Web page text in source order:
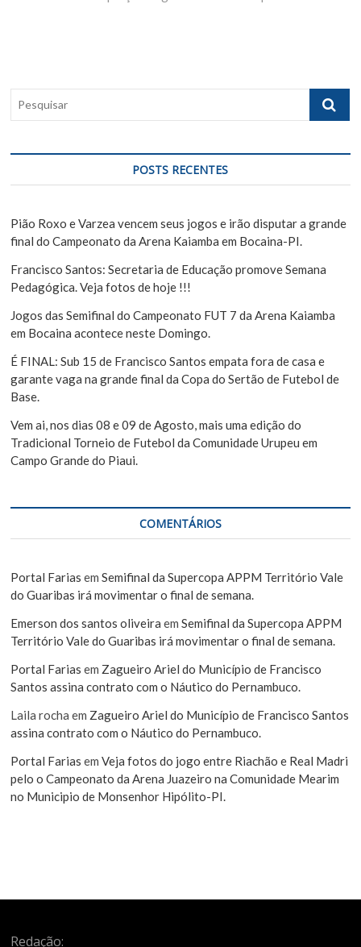
ç
ã
d
e
P
o
s
t
s
t
t
:
q
i
a
POSTS RECENTES
Pião Roxo e Varzea vencem seus jogos e irão disputar a grande
final do Campeonato da Arena Kaiamba em Bocaina-PI.
Francisco Santos: Secretaria de Educação promove Semana
Pedagógica. Veja fotos de hoje !!!
Jogos das Semifinal do Campeonato FUT 7 da Arena Kaiamba
em Bocaina acontece neste Domingo.
É FINAL: Sub 15 de Francisco Santos empata fora de casa e
garante vaga na grande final da Copa do Sertão de Futebol de
Base.
Vem ai, nos dias 08 e 09 de Agosto, mais uma edição do
Tradicional Torneio de Futebol da Comunidade Urupeu em
Campo Grande do Piaui.
COMENTÁRIOS
Portal Farias emSemifinal da Supercopa APPM Território Vale
do Guaribas irá movimentar o final de semana.
Emerson dos santos oliveira emSemifinal da Supercopa APPM
Território Vale do Guaribas irá movimentar o final de semana.
Portal Farias em Zagueiro Ariel do Município de Francisco
Santos assina contrato com o Náutico do Pernambuco.
Laila rocha em Zagueiro Ariel do Município de Francisco Santos
assina contrato com o Náutico do Pernambuco.
Portal Farias emVeja fotos do jogo entre Riachão e Real Madri
pelo o Campeonato da Arena Juazeiro na Comunidade Mearim
no Municipio de Monsenhor Hipólito-PI.
Redação: